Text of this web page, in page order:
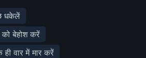
धकेलें
बेहोश करें
वार में मार करें